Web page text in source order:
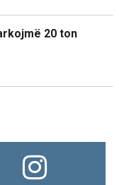
20 ton